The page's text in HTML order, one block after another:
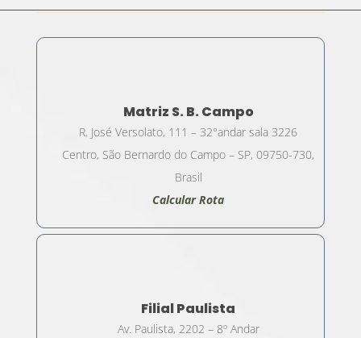
Matriz S. B. Campo
R. José Versolato, 111 – 32°andar sala 3226
Centro, São Bernardo do Campo – SP, 09750-730,
Brasil
Calcular Rota
Filial Paulista
Av. Paulista, 2202 – 8º Andar